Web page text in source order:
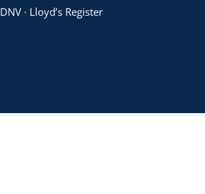
DNV · Lloyd’s Register